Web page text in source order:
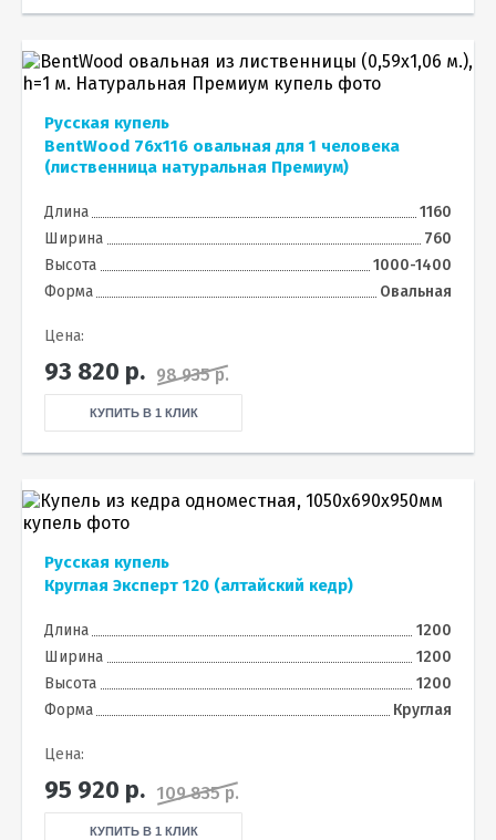
Русская купель
BentWood 76х116 овальная для 1 человека
(лиственница натуральная Премиум)
Длина
1160
Ширина
760
Высота
1000-1400
Форма
Овальная
Цена:
93 820 р. 98 935 р.
КУПИТЬ В 1 КЛИК
Русская купель
Круглая Эксперт 120 (алтайский кедр)
Длина
1200
Ширина
1200
Высота
1200
Форма
Круглая
Цена:
95 920 р. 109 835 р.
КУПИТЬ В 1 КЛИК